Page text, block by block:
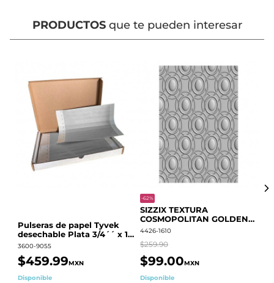
PRODUCTOSque te pueden interesar
Pulseras de papel Tyvek
desechable Plata 3/4´´ x 10
´´
3600-9055
$459.99MXN
Disponible
-62%
SIZZIX TEXTURA
COSMOPOLITAN GOLDEN
RINGS S.PARK 666700
4426-1610
$259.90
$99.00MXN
Disponible